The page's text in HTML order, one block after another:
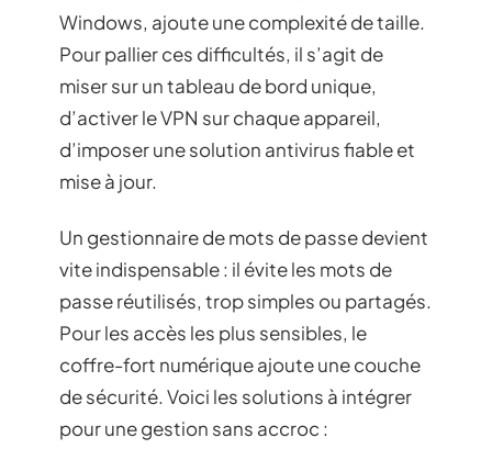
Windows, ajoute une complexité de taille.
Pour pallier ces difficultés, il s’agit de
miser sur un tableau de bord unique,
d’activer le VPN sur chaque appareil,
d’imposer une solution antivirus fiable et
mise à jour.
Un gestionnaire de mots de passe devient
vite indispensable : il évite les mots de
passe réutilisés, trop simples ou partagés.
Pour les accès les plus sensibles, le
coffre-fort numérique ajoute une couche
de sécurité. Voici les solutions à intégrer
pour une gestion sans accroc :